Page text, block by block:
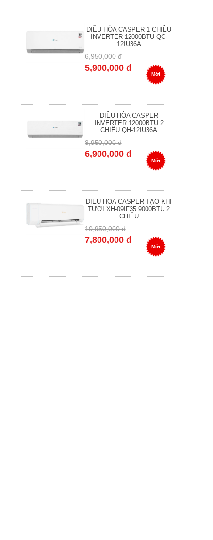
ĐIỀU HÒA CASPER 1 CHIỀU
INVERTER 12000BTU QC-
12IU36A
6,950,000 đ
5,900,000 đ
Mới
ĐIỀU HÒA CASPER
INVERTER 12000BTU 2
CHIỀU QH-12IU36A
8,950,000 đ
6,900,000 đ
Mới
ĐIỀU HÒA CASPER TẠO KHÍ
TƯƠI XH-09IF35 9000BTU 2
CHIỀU
10,950,000 đ
7,800,000 đ
Mới